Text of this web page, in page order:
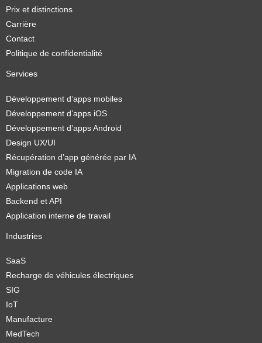
Prix et distinctions
Carrière
Contact
Politique de confidentialité
Services
Développement d’apps mobiles
Développement d’apps iOS
Développement d’apps Android
Design UX/UI
Récupération d’app générée par IA
Migration de code IA
Applications web
Backend et API
Application interne de travail
Industries
SaaS
Recharge de véhicules électriques
SIG
IoT
Manufacture
MedTech